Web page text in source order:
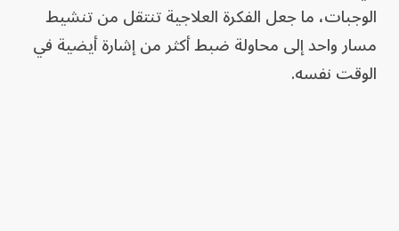
الوجبات، ما جعل الفكرة العلاجية تنتقل من تنشيط
مسار واحد إلى محاولة ضبط أكثر من إشارة أيضية في
الوقت نفسه.